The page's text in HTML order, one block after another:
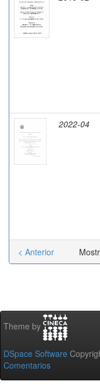
2022-04
< Anterior
Theme by
DSpace Software
Comentarios